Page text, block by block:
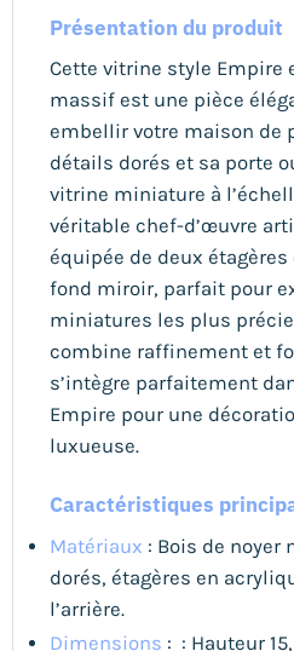
Présentation du produit
Cette vitrine style Empire
massif est une pièce
embellir votre maison de
détails dorés et sa porte
vitrine miniature à
véritable chef-d’œuvre
équipée de deux étagères
fond miroir, parfait pour
miniatures les plus
combine raffinement et
s’intègre parfaitement
Empire pour une
luxueuse.
Caractéristiques
Matériaux : Bois de noyer
dorés, étagères en
l’arrière.
Dimensions : : Hauteur